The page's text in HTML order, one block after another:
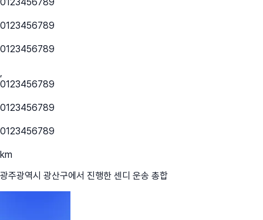
0123456789
0123456789
,
0123456789
0123456789
0123456789
km
광주광역시 광산구에서 진행한 센디 운송 총합